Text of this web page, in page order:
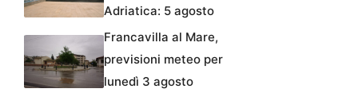
Adriatica: 5 agosto
Francavilla al Mare,
previsioni meteo per
lunedì 3 agosto